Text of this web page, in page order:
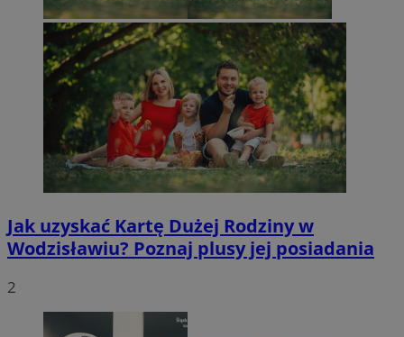
Jak uzyskać Kartę Dużej Rodziny w
Wodzisławiu? Poznaj plusy jej posiadania
2